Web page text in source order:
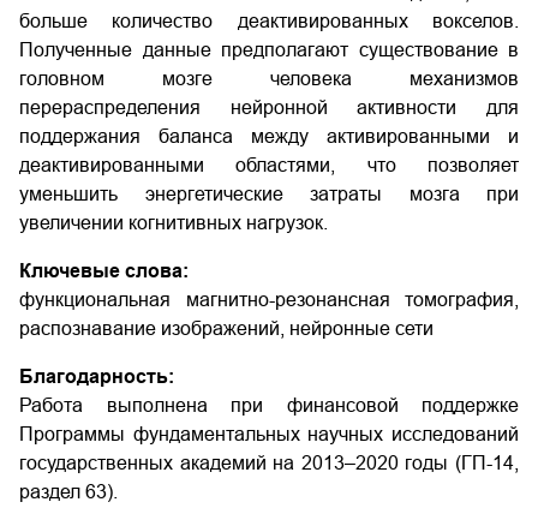
больше количество деактивированных вокселов.
Полученные данные предполагают существование в
головном мозге человека механизмов
перераспределения нейронной активности для
поддержания баланса между активированными и
деактивированными областями, что позволяет
уменьшить энергетические затраты мозга при
увеличении когнитивных нагрузок.
Ключевые слова:
функциональная магнитно-резонансная томография,
распознавание изображений, нейронные сети
Благодарность:
Работа выполнена при финансовой поддержке
Программы фундаментальных научных исследований
государственных академий на 2013–2020 годы (ГП-14,
раздел 63).